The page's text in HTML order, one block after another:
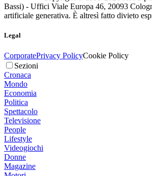
Bassi) - Uffici Viale Europa 46, 20093
artificiale generativa. È altresì fatto divieto
Legal
CorporatePrivacy PolicyCookie Policy
Sezioni
Cronaca
Mondo
Economia
Politica
Spettacolo
Televisione
People
Lifestyle
Videogiochi
Donne
Magazine